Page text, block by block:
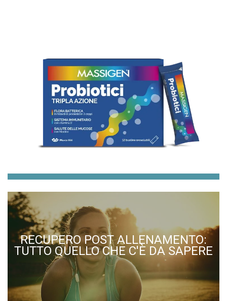
RECUPERO POST ALLENAMENTO:
TUTTO QUELLO CHE C'È DA SAPERE